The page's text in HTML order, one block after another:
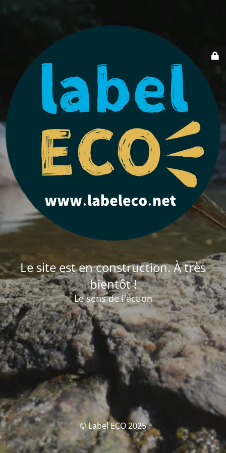
Le site est en construction. À très
bientôt !
Le sens de l'action
© Label ECO 2025